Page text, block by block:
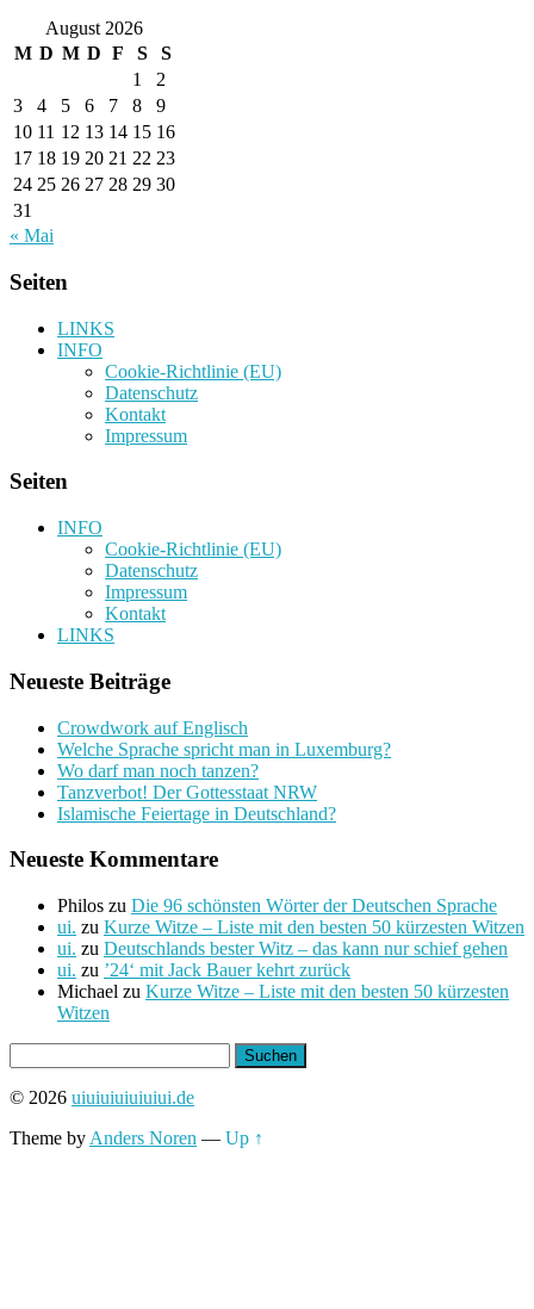
August 2026
M D M D F S
S
1
2
3
4 5 6 7 8
9
10 11 12 13 14 15 16
17 18 19 20 21 22 23
24 25 26 27 28 29 30
31
« Mai
Seiten
LINKS
INFO
Cookie-Richtlinie (EU)
Datenschutz
Kontakt
Impressum
Seiten
INFO
Cookie-Richtlinie (EU)
Datenschutz
Impressum
Kontakt
LINKS
Neueste Beiträge
Crowdwork auf Englisch
Welche Sprache spricht man in Luxemburg?
Wo darf man noch tanzen?
Tanzverbot! Der Gottesstaat NRW
Islamische Feiertage in Deutschland?
Neueste Kommentare
Philos zu Die 96 schönsten Wörter der Deutschen Sprache
ui. zu Kurze Witze – Liste mit den besten 50 kürzesten Witzen
ui. zu Deutschlands bester Witz – das kann nur schief gehen
ui. zu ’24‘ mit Jack Bauer kehrt zurück
Michael zu Kurze Witze – Liste mit den besten 50 kürzesten
Witzen
nach:
© 2026 uiuiuiuiuiuiui.de
Theme by Anders Noren — Up ↑